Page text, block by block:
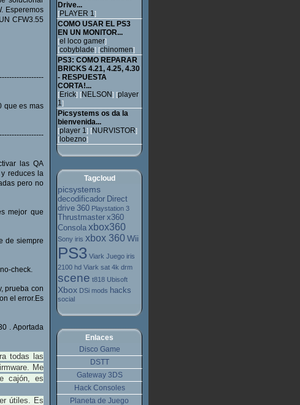
Esperemos
CFW3.55
que es mas
las QA
reduces la
pero no
mejor que
de siempre
check.
prueba con
el error.Es
. Aportada
todas las
Me
cajón, es
útiles. Es
Drive...
[PLAYER 1]
COMO USAR EL PS3
EN UN MONITOR...
[el loco gamer]
[cobyblade] [chinomen]
PS3: COMO REPARAR
BRICKS 4.21, 4.25, 4.30
- RESPUESTA
CORTA!...
[Erick] [NELSON] [player
1]
Picsystems os da la
bienvenida...
[player 1] [NURVISTOR]
[ lobezno]
Tagcloud
picsystems
decodificador Direct
drive 360 Playstation 3
Thrustmaster x360
Consola xbox360
Sony iris xbox 360Wii
PS3 Viark Juego iris
2100 hd Viark sat 4k drm
scene t818 Ubisoft
Xbox DSi mods hacks
social
Enlaces
Disco Game
DSTT
Gateway 3DS
Hack Consoles
Planeta de Juego